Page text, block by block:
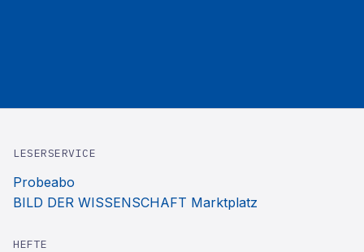
LESERSERVICE
Probeabo
BILD DER WISSENSCHAFT Marktplatz
HEFTE